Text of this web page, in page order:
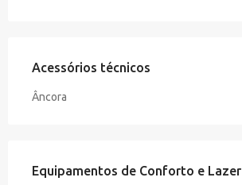
Acessórios técnicos
Âncora
Equipamentos de Conforto e Lazer